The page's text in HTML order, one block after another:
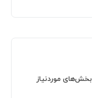
بخش‌های موردنیاز